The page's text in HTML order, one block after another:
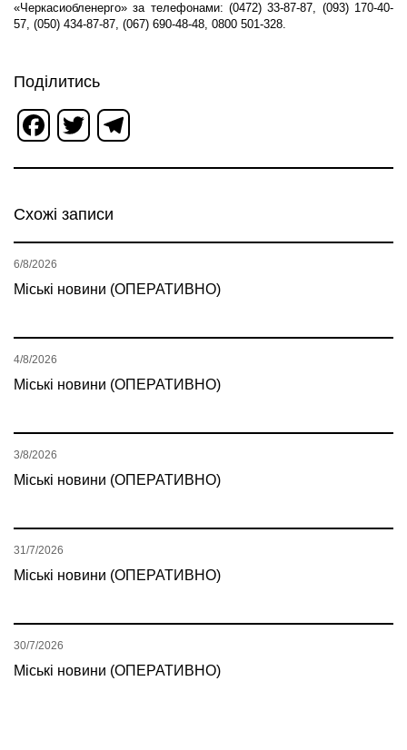
«Черкасиобленерго» за телефонами: (0472) 33-87-87, (093) 170-40-
57, (050) 434-87-87, (067) 690-48-48, 0800 501-328.
Поділитись
Facebook
Twitter
Схожі записи
Міські новини (ОПЕРАТИВНО)
6/8/2026
Міські новини (ОПЕРАТИВНО)
4/8/2026
Міські новини (ОПЕРАТИВНО)
3/8/2026
Міські новини (ОПЕРАТИВНО)
31/7/2026
Міські новини (ОПЕРАТИВНО)
30/7/2026